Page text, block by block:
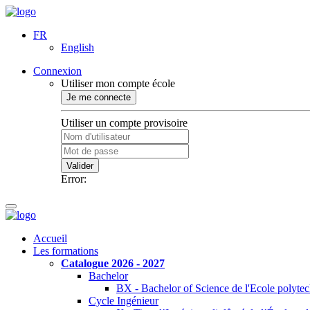
FR
English
Connexion
Utiliser mon compte école
Je me connecte
Utiliser un compte provisoire
Valider
Error:
Accueil
Les formations
Catalogue 2026 - 2027
Bachelor
BX - Bachelor of Science de l'Ecole
Cycle Ingénieur